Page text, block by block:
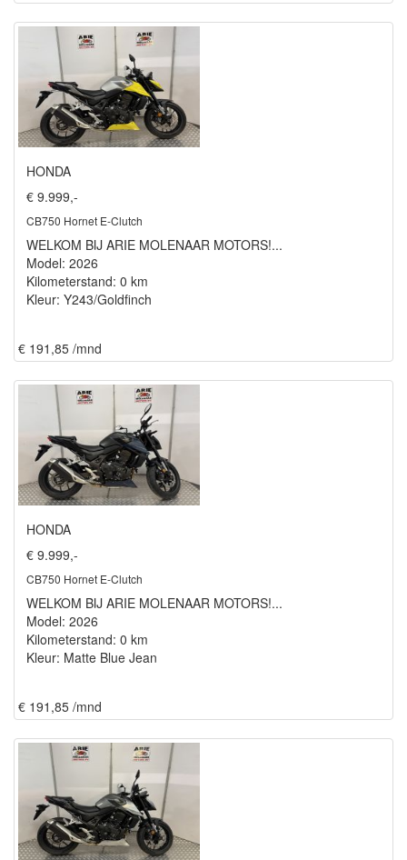
HONDA
€ 9.999,-
CB750 Hornet E-Clutch
WELKOM BIJ ARIE MOLENAAR MOTORS!...
Model: 2026
Kilometerstand: 0 km
Kleur: Y243/Goldfinch
€ 191,85 /mnd
HONDA
€ 9.999,-
CB750 Hornet E-Clutch
WELKOM BIJ ARIE MOLENAAR MOTORS!...
Model: 2026
Kilometerstand: 0 km
Kleur: Matte Blue Jean
€ 191,85 /mnd